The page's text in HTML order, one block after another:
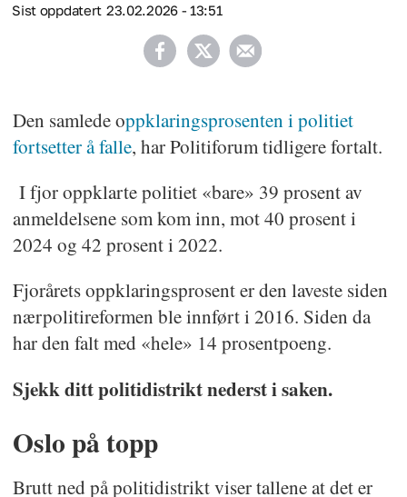
Sist oppdatert
23.02.2026 - 13:51
Den samlede oppklaringsprosenten i politiet
fortsetter å falle, har Politiforum tidligere fortalt.
I fjor oppklarte politiet «bare» 39 prosent av
anmeldelsene som kom inn, mot 40 prosent i
2024 og 42 prosent i 2022.
Fjorårets oppklaringsprosent er den laveste siden
nærpolitireformen ble innført i 2016. Siden da
har den falt med «hele» 14 prosentpoeng.
Sjekk ditt politidistrikt nederst i saken.
Oslo på topp
Brutt ned på politidistrikt viser tallene at det er